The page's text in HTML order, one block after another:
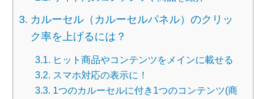
カルーセル（カルーセルパネル）のクリッ
ク率を上げるには？
ヒット商品やコンテンツをメインに載せる
スマホ対応の表示に！
1つのカルーセルに付き1つのコンテンツ(商